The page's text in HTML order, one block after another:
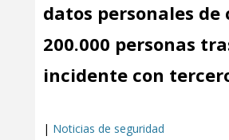
datos personales de
200.000 personas
incidente con
| Noticias de seguridad